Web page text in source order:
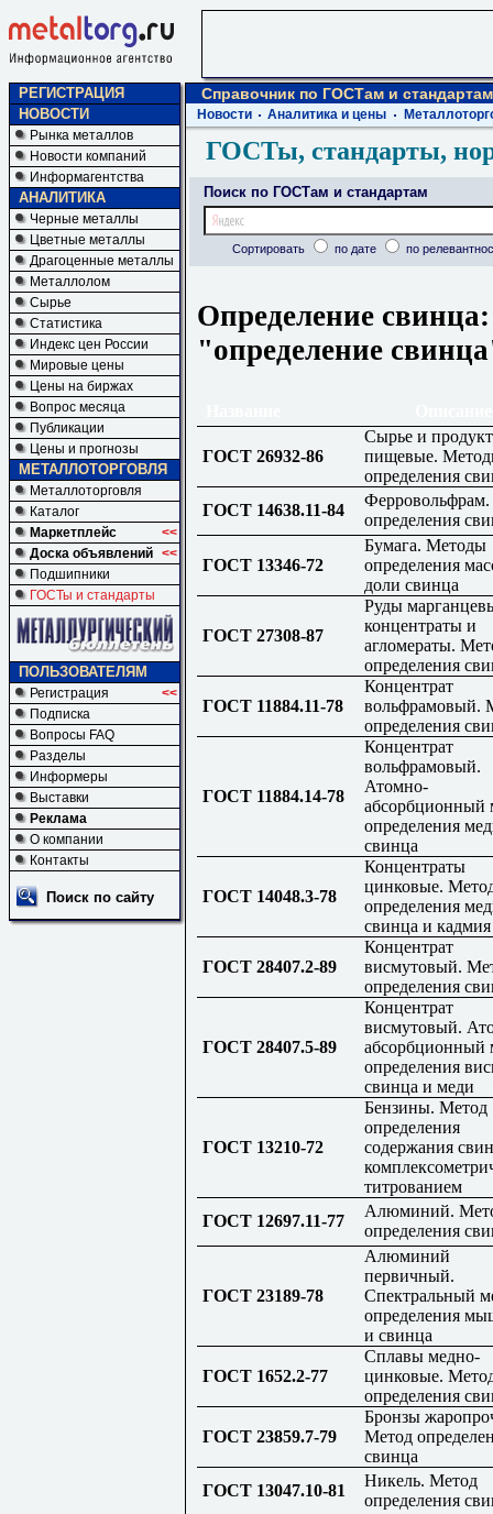
РЕГИСТРАЦИЯ
НОВОСТИ
Рынка металлов
Новости компаний
Информагентства
АНАЛИТИКА
Черные металлы
Цветные металлы
Драгоценные металлы
Металлолом
Сырье
Статистика
Индекс цен России
Мировые цены
Цены на биржах
Вопрос месяца
Публикации
Цены и прогнозы
МЕТАЛЛОТОРГОВЛЯ
Металлоторговля
Каталог
Маркетплейс
<<
Доска объявлений <<
Подшипники
ГОСТы и стандарты
ПОЛЬЗОВАТЕЛЯМ
Регистрация
<<
Подписка
Вопросы FAQ
Разделы
Информеры
Выставки
Реклама
О компании
Контакты
Поиск по сайту
Справочник по ГОСТам и стандартам
Новости Аналитика и цены
ГОСТы, стандарты,
Поиск по ГОСТам и стандартам
Сортировать по дате по
Определение
"определение
ГОСТ 26932-86
Сырье и
пищевые.
определения
ГОСТ 14638.11-84
определения
ГОСТ 13346-72
Бумага. Методы
определения
доли свинца
ГОСТ 27308-87
Руды
концентраты и
агломераты.
определения
ГОСТ 11884.11-78
Концентрат
вольфрамовый.
определения
ГОСТ 11884.14-78
Концентрат
вольфрамовый.
Атомно-
абсорбционный
определения
свинца
ГОСТ 14048.3-78
Концентраты
цинковые.
определения
свинца и кадмия
ГОСТ 28407.2-89
Концентрат
висмутовый.
определения
ГОСТ 28407.5-89
Концентрат
висмутовый.
абсорбционный
определения
свинца и меди
ГОСТ 13210-72
Бензины. Метод
определения
содержания
титрованием
ГОСТ 12697.11-77
Алюминий.
определения
ГОСТ 23189-78
Алюминий
первичный.
Спектральный
определения
и свинца
ГОСТ 1652.2-77
Сплавы медно-
цинковые.
определения
ГОСТ 23859.7-79
Бронзы
Метод
свинца
ГОСТ 13047.10-81
Никель. Метод
определения